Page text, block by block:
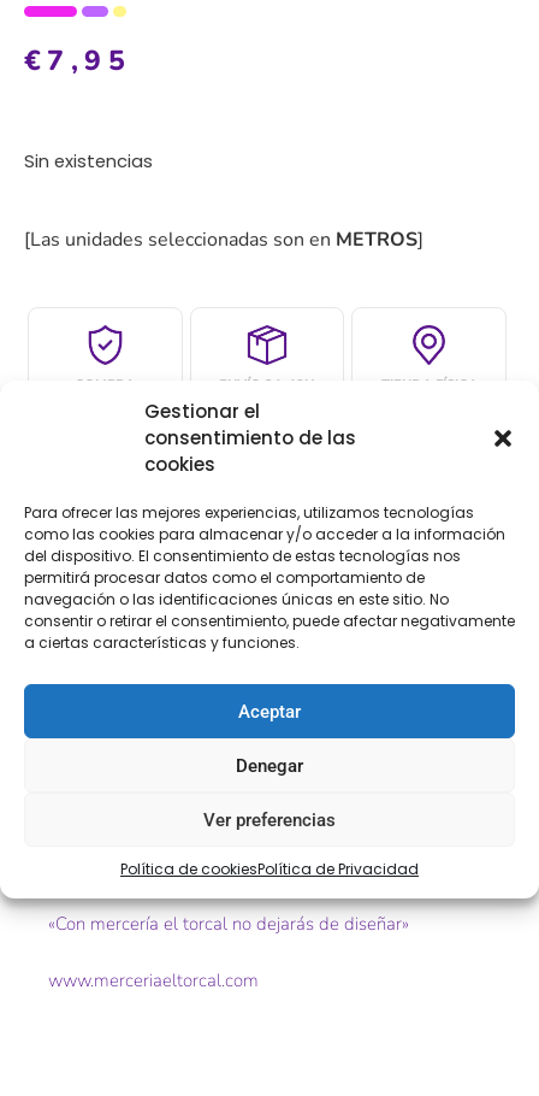
Gestionar el
consentimiento de las
cookies
Para ofrecer las mejores experiencias, utilizamos tecnologías
como las cookies para almacenar y/o acceder a la información
del dispositivo. El consentimiento de estas tecnologías nos
permitirá procesar datos como el comportamiento de
navegación o las identificaciones únicas en este sitio. No
consentir o retirar el consentimiento, puede afectar negativamente
a ciertas características y funciones.
Aceptar
Denegar
Ver preferencias
Política de cookiesPolítica de Privacidad
€7,95
Sin existencias
[Las unidades seleccionadas son en METROS]
COMPRA
ENVÍO 24-48H TIENDA FÍSICA
Descripción
Descripción
Encaje de bolillo fino
Tamaño. 40mm aprox
Color. crudo
«Con mercería el torcal no dejarás de diseñar»
www.merceriaeltorcal.com